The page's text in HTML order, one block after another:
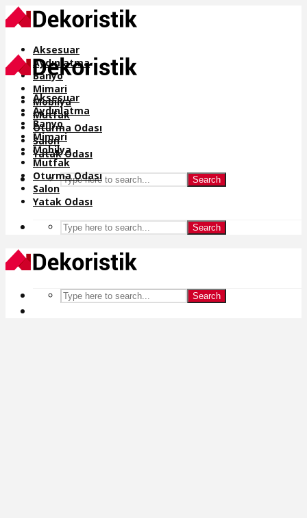
Aksesuar
Aydınlatma
Banyo
Mimari
Mobilya
Mutfak
Oturma Odası
Salon
Yatak Odası
Search
Aksesuar
Aydınlatma
Banyo
Mimari
Mobilya
Mutfak
Oturma Odası
Salon
Yatak Odası
Search
Search